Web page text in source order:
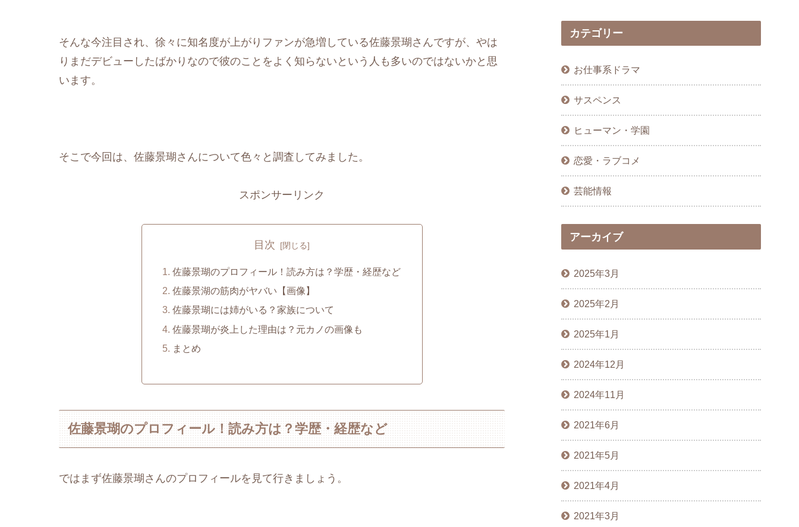
そんな今注目され、徐々に知名度が上がりファンが急増している佐藤景瑚さんですが、やは
りまだデビューしたばかりなので彼のことをよく知らないという人も多いのではないかと思
います。
そこで今回は、佐藤景瑚さんについて色々と調査してみました。
スポンサーリンク
目次
佐藤景瑚のプロフィール！読み方は？学歴・経歴など
佐藤景湖の筋肉がヤバい【画像】
佐藤景瑚には姉がいる？家族について
佐藤景瑚が炎上した理由は？元カノの画像も
まとめ
佐藤景瑚のプロフィール！読み方は？学歴・経歴など
ではまず佐藤景瑚さんのプロフィールを見て行きましょう。
カテゴリー
お仕事系ドラマ
サスペンス
ヒューマン・学園
恋愛・ラブコメ
芸能情報
アーカイブ
2025年3月
2025年2月
2025年1月
2024年12月
2024年11月
2021年6月
2021年5月
2021年4月
2021年3月